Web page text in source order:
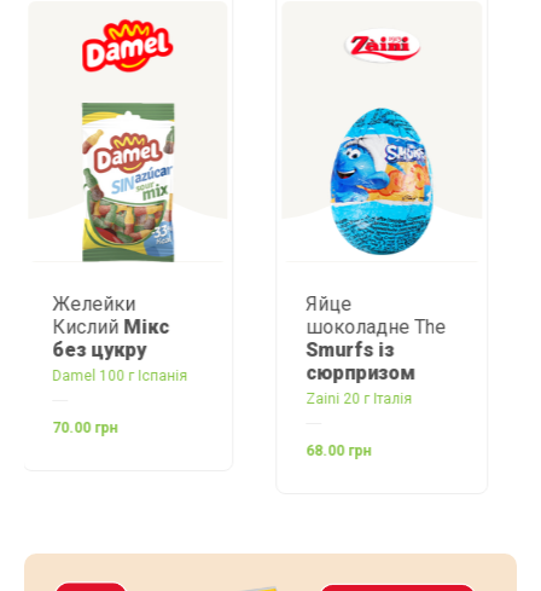
Яйце
шоколадне The
Smurfs із
сюрпризом
желейні Sweet
mix без цукру
Damel Іспанія